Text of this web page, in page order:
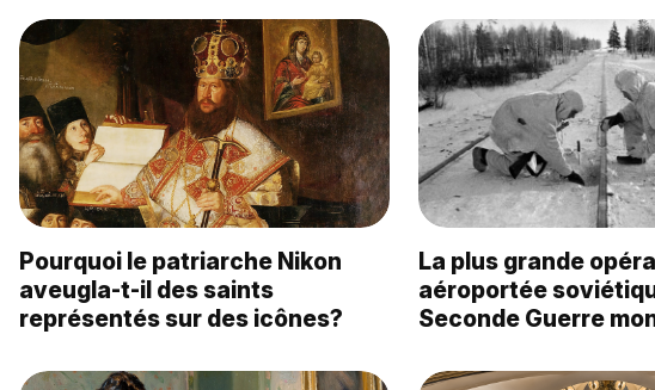
Pourquoi le patriarche Nikon
aveugla-t-il des saints
représentés sur des icônes?
La plus grande
aéroportée
Seconde Guerre